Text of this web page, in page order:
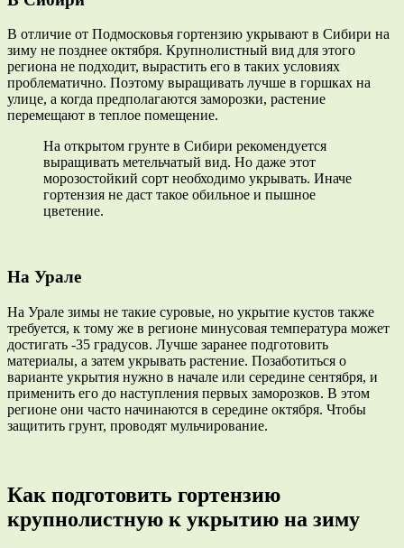
В отличие от Подмосковья гортензию укрывают в Сибири на
зиму не позднее октября. Крупнолистный вид для этого
региона не подходит, вырастить его в таких условиях
проблематично. Поэтому выращивать лучше в горшках на
улице, а когда предполагаются заморозки, растение
перемещают в теплое помещение.
На открытом грунте в Сибири рекомендуется
выращивать метельчатый вид. Но даже этот
морозостойкий сорт необходимо укрывать. Иначе
гортензия не даст такое обильное и пышное
цветение.
На Урале
На Урале зимы не такие суровые, но укрытие кустов также
требуется, к тому же в регионе минусовая температура может
достигать -35 градусов. Лучше заранее подготовить
материалы, а затем укрывать растение. Позаботиться о
варианте укрытия нужно в начале или середине сентября, и
применить его до наступления первых заморозков. В этом
регионе они часто начинаются в середине октября. Чтобы
защитить грунт, проводят мульчирование.
Как подготовить гортензию
крупнолистную к укрытию на зиму